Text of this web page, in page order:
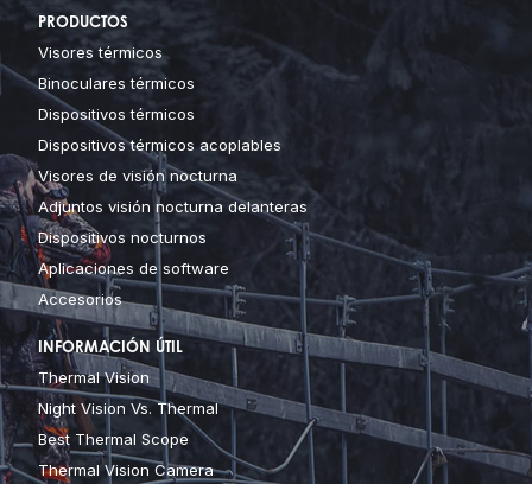
PRODUCTOS
Visores térmicos
Binoculares térmicos
Dispositivos térmicos
Dispositivos térmicos acoplables
Visores de visión nocturna
Adjuntos visión nocturna delanteras
Dispositivos nocturnos
Aplicaciones de software
Accesorios
INFORMACIÓN ÚTIL
Thermal Vision
Night Vision Vs. Thermal
Best Thermal Scope
Thermal Vision Camera